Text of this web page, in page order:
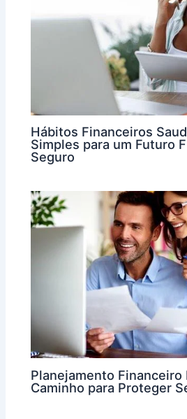
Hábitos Financeiros
Simples para um Futuro
Seguro
Planejamento Financeiro
Caminho para Proteger